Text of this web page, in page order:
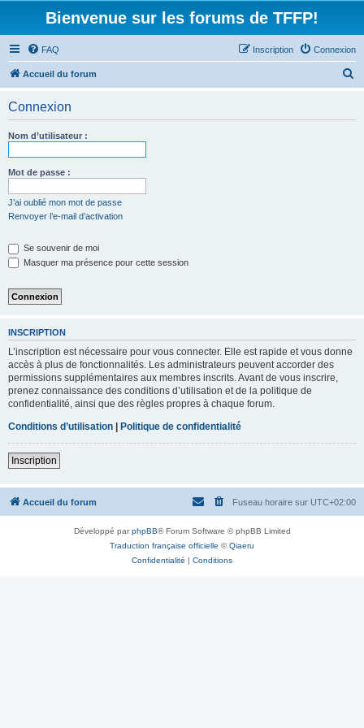
Bienvenue sur les forums de TFFP!
FAQ Connexion
Inscription
Accueil du forum
Connexion
Nom d’utilisateur :
Mot de passe :
J’ai oublié mon mot de passe
Renvoyer l’e-mail d’activation
Se souvenir de moi
Masquer ma présence pour cette session
INSCRIPTION
L’inscription est nécessaire pour vous connecter. Elle est rapide et vous donne
accès à plus de fonctionnalités. Les administrateurs peuvent accorder des
permissions supplémentaires aux membres inscrits. Avant de vous inscrire,
prenez connaissance des conditions d’utilisation et de la politique de
confidentialité, ainsi que des règles propres à chaque forum.
Conditions d’utilisation | Politique de confidentialité
Inscription
Accueil du forum Fuseau horaire sur UTC+02:00
Développé parphpBB® Forum Software © phpBB Limited
Traduction française officielle ©Qiaeru
Confidentialité | Conditions